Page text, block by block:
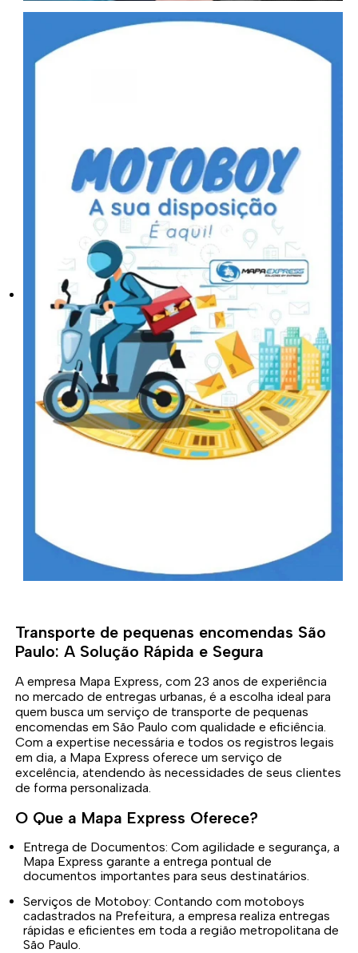
Transporte de pequenas encomendas São
Paulo: A Solução Rápida e Segura
A empresa Mapa Express, com 23 anos de experiência
no mercado de entregas urbanas, é a escolha ideal para
quem busca um serviço de transporte de pequenas
encomendas em São Paulo com qualidade e eficiência.
Com a expertise necessária e todos os registros legais
em dia, a Mapa Express oferece um serviço de
excelência, atendendo às necessidades de seus clientes
de forma personalizada.
O Que a Mapa Express Oferece?
Entrega de Documentos: Com agilidade e segurança, a
Mapa Express garante a entrega pontual de
documentos importantes para seus destinatários.
Serviços de Motoboy: Contando com motoboys
cadastrados na Prefeitura, a empresa realiza entregas
rápidas e eficientes em toda a região metropolitana de
São Paulo.